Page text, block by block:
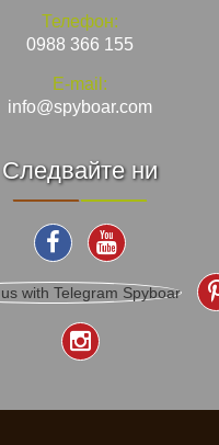
Телефон:
0988 366 155
E-mail:
info@spyboar.com
Следвайте ни